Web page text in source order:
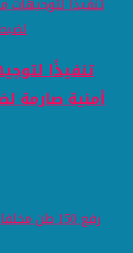
تنفيذًا
أمنية صارمة